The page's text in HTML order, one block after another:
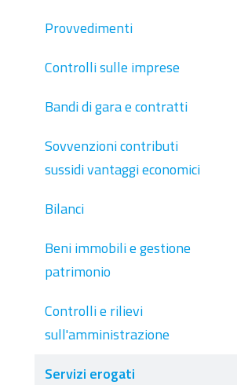
Provvedimenti
Controlli sulle imprese
Bandi di gara e contratti
Sovvenzioni contributi
sussidi vantaggi economici
Bilanci
Beni immobili e gestione
patrimonio
Controlli e rilievi
sull'amministrazione
Servizi erogati